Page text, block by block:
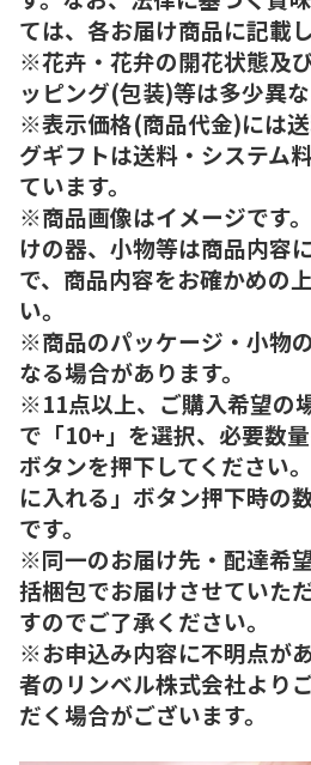
ては、各お届け商品に記載し
※花卉・花弁の開花状態及
ッピング(包装)等は多少異な
※表示価格(商品代金)には
グギフトは送料・システム
ています。
※商品画像はイメージです
けの器、小物等は商品内容
で、商品内容をお確かめの
い。
※商品のパッケージ・小物
なる場合があります。
※11点以上、ご購入希望の
で「10+」を選択、必要数
ボタンを押下してください
に入れる」ボタン押下時の
です。
※同一のお届け先・配達希
括梱包でお届けさせていた
すのでご了承ください。
※お申込み内容に不明点が
者のリンベル株式会社より
だく場合がございます。